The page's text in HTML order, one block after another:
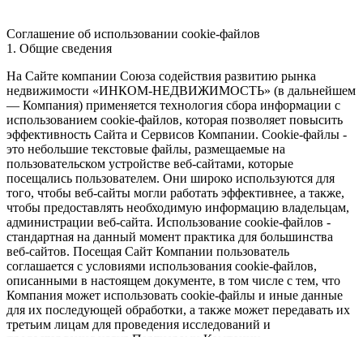
Соглашение об использовании cookie-файлов
1. Общие сведения
На Сайте компании Союза содействия развитию рынка
недвижимости «ИНКОМ-НЕДВИЖИМОСТЬ» (в дальнейшем
— Компания) применяется технология сбора информации с
использованием cookie-файлов, которая позволяет повысить
эффективность Сайта и Сервисов Компании. Сookie-файлы -
это небольшие текстовые файлы, размещаемые на
пользовательском устройстве веб-сайтами, которые
посещались пользователем. Они широко используются для
того, чтобы веб-сайты могли работать эффективнее, а также,
чтобы предоставлять необходимую информацию владельцам,
администрации веб-сайта. Использование cookie-файлов -
стандартная на данный момент практика для большинства
веб-сайтов. Посещая Сайт Компании пользователь
соглашается с условиями использования cookie-файлов,
описанными в настоящем документе, в том числе с тем, что
Компания может использовать cookie-файлы и иные данные
для их последующей обработки, а также может передавать их
третьим лицам для проведения исследований и